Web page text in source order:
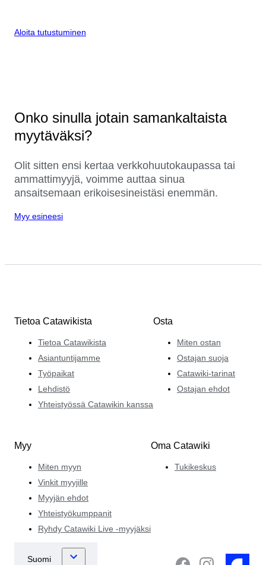
Aloita tutustuminen
Onko sinulla jotain samankaltaista
myytäväksi?
Olit sitten ensi kertaa verkkohuutokaupassa tai
ammattimyyjä, voimme auttaa sinua
ansaitsemaan erikoisesineistäsi enemmän.
Myy esineesi
Tietoa Catawikista
Tietoa Catawikista
Asiantuntijamme
Työpaikat
Lehdistö
Yhteistyössä Catawikin kanssa
Osta
Miten ostan
Ostajan suoja
Catawiki-tarinat
Ostajan ehdot
Myy
Miten myyn
Vinkit myyjille
Myyjän ehdot
Yhteistyökumppanit
Ryhdy Catawiki Live -myyjäksi
Oma Catawiki
Tukikeskus